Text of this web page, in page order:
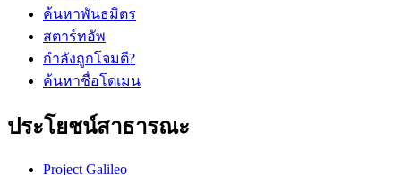
ค้นหาพันธมิตร
สตาร์ทอัพ
กำลังถูกโจมตี?
ค้นหาชื่อโดเมน
ประโยชน์สาธารณะ
Project Galileo